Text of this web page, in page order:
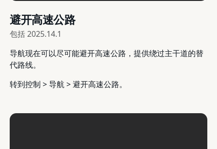
避开高速公路
包括2025.14.1
导航现在可以尽可能避开高速公路，提供绕过主干道的替
代路线。
转到控制 > 导航 > 避开高速公路。